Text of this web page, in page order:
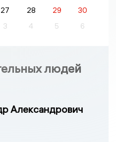
27 28 29
30
3 4 5 6
людей
Александрович